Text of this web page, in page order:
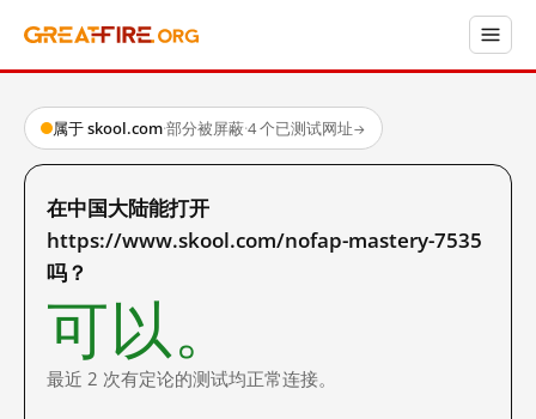
属于 skool.com·部分被屏蔽·4 个已测试网址→
在中国大陆能打开
https://www.skool.com/nofap-mastery-7535
吗？
可以。
最近 2 次有定论的测试均正常连接。